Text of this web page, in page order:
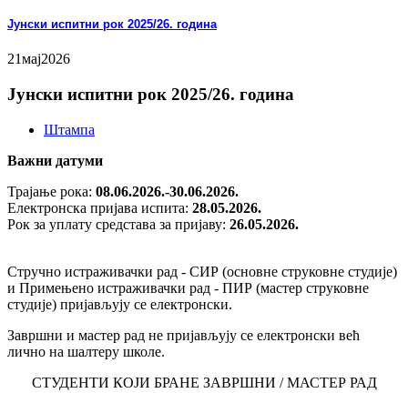
Јунски испитни рок 2025/26. година
21мај2026
Јунски испитни рок 2025/26. година
Штампа
Важни датуми
Трајање рока: 08.06.2026.-30.06.2026.
Електронска пријава испита: 28.05.2026.
Рок за уплату средстава за пријаву: 26.05.2026.
Стручно истраживачки рад - СИР (основне струковне студије)
и Примењено истраживачки рад - ПИР (мастер струковне
студије) пријављују се електронски.
Завршни и мастер рад не пријављују се електронски већ
лично на шалтеру школе.
СТУДЕНТИ КОЈИ БРАНЕ ЗАВРШНИ / МАСТЕР РАД